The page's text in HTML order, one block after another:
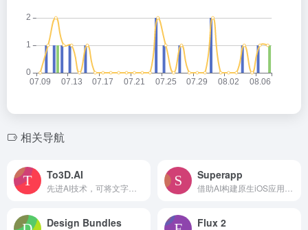
相关导航
To3D.AI Superapp
Design Bundles Flux 2